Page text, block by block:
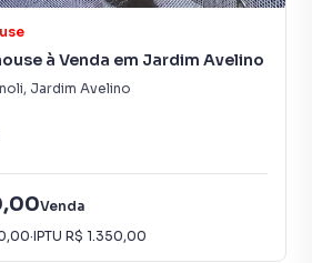
à Venda em Jardim Avelino
, Jardim Avelino
Venda
·IPTU R$ 1.350,00